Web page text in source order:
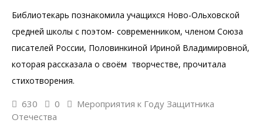
Библиотекарь познакомила учащихся Ново-Ольховской
средней школы с поэтом- современником, членом Союза
писателей России, Половинкиной Ириной Владимировной,
которая рассказала о своём творчестве, прочитала
стихотворения.
630 0
Мероприятия к Году Защитника
Отечества